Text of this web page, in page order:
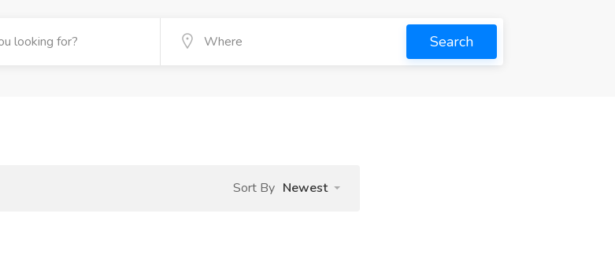
Search
Sort By Newest